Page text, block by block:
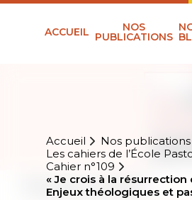
ACCUEIL NOS
PUBLICATIONS
Accueil
Nos publications
Les cahiers de l’École
Cahier n°109
« Je crois à la résurrection
Enjeux théologiques et